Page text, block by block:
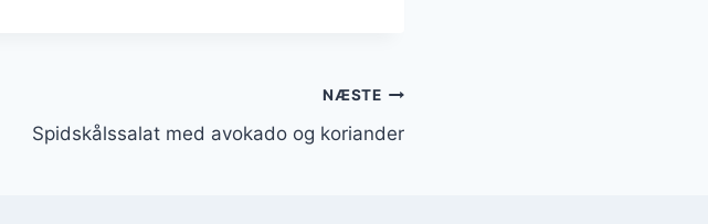
NÆSTE
Spidskålssalat med avokado og koriander